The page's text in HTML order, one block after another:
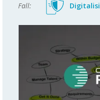
Fall: